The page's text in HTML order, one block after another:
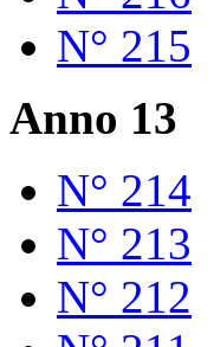
N° 215
Anno 13
N° 214
N° 213
N° 212